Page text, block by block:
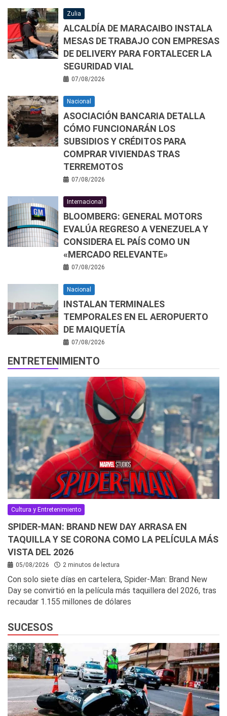
Zulia
ALCALDÍA DE MARACAIBO INSTALA
MESAS DE TRABAJO CON EMPRESAS
DE DELIVERY PARA FORTALECER LA
SEGURIDAD VIAL
07/08/2026
Nacional
ASOCIACIÓN BANCARIA DETALLA
CÓMO FUNCIONARÁN LOS
SUBSIDIOS Y CRÉDITOS PARA
COMPRAR VIVIENDAS TRAS
TERREMOTOS
07/08/2026
Internacional
BLOOMBERG: GENERAL MOTORS
EVALÚA REGRESO A VENEZUELA Y
CONSIDERA EL PAÍS COMO UN
«MERCADO RELEVANTE»
07/08/2026
Nacional
INSTALAN TERMINALES
TEMPORALES EN EL AEROPUERTO
DE MAIQUETÍA
07/08/2026
ENTRETENIMIENTO
Cultura y Entretenimiento
SPIDER-MAN: BRAND NEW DAY ARRASA EN
TAQUILLA Y SE CORONA COMO LA PELÍCULA MÁS
VISTA DEL 2026
05/08/2026 2 minutos de lectura
Con solo siete días en cartelera, Spider-Man: Brand New
Day se convirtió en la película más taquillera del 2026, tras
recaudar 1.155 millones de dólares
SUCESOS